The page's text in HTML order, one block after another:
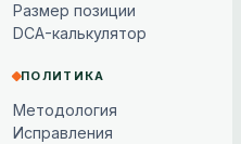
Размер позиции
DCA-калькулятор
ПОЛИТИКА
Методология
Исправления